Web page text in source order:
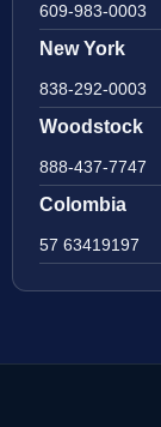
609-983-0003
New York
838-292-0003
Woodstock
888-437-7747
Colombia
57 63419197